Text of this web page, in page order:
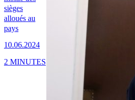
sièges
alloués au
pays
10.06.2024
2 MINUTES